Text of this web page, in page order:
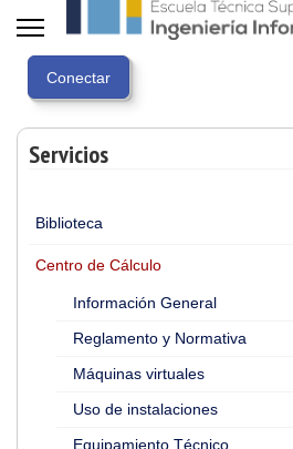
Servicios
Biblioteca
Centro de Cálculo
Información General
Reglamento y Normativa
Máquinas virtuales
Uso de instalaciones
Equipamiento Técnico